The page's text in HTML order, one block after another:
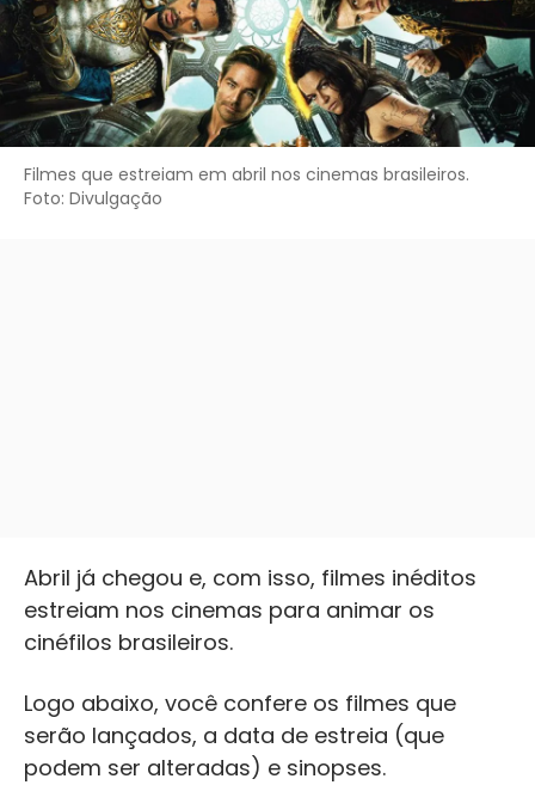
Filmes que estreiam em abril nos cinemas brasileiros.
Foto: Divulgação
Abril já chegou e, com isso, filmes inéditos
estreiam nos cinemas para animar os
cinéfilos brasileiros.
Logo abaixo, você confere os filmes que
serão lançados, a data de estreia (que
podem ser alteradas) e sinopses.